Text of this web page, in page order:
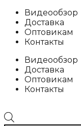
Видеообзор
Доставка
Оптовикам
Контакты
Видеообзор
Доставка
Оптовикам
Контакты